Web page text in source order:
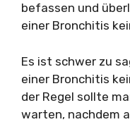
befassen und
einer Bronchitis
Es ist schwer zu
einer Bronchitis
der Regel sollte
warten, nachdem